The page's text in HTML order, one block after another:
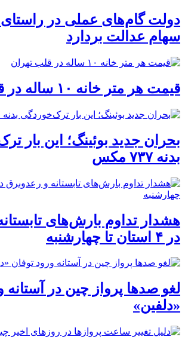
دولت گام‌های عملی در
سهام عدالت بردارد
قیمت هر متر خانه ۱۰ ساله در قلب تهران
بحران جدید بوئینگ؛ این بار
بدنه ۷۳۷ مکس
هشدار تداوم بارش‌های
در ۴ استان تا چهارشنبه
لغو صدها پرواز چین در آستانه
«دلفین»